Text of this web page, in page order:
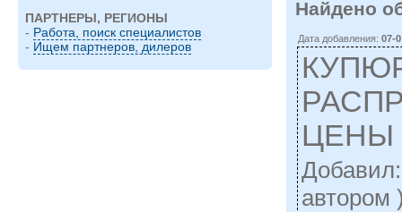
ПАРТНЕРЫ, РЕГИОНЫ
- Работа, поиск специалистов
- Ищем партнеров, дилеров
Найдено
Дата добавления:07-
ЦЕНЫ
автором